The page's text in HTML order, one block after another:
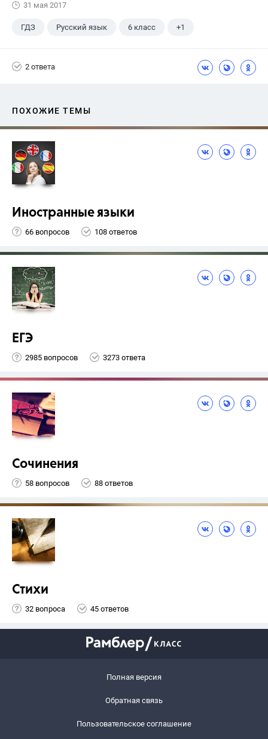
31 мая 2017
ГДЗ Русский язык 6 класс +1
2 ответа
ПОХОЖИЕ ТЕМЫ
Иностранные языки
66 вопросов 108 ответов
ЕГЭ
2985 вопросов 3273 ответа
Сочинения
58 вопросов 88 ответов
Стихи
32 вопроса 45 ответов
Полная версия
Обратная связь
Пользовательское соглашение